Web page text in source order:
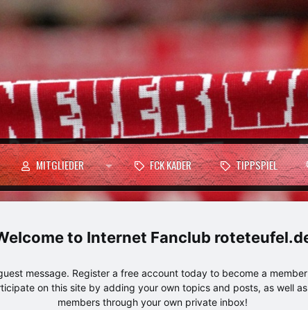
MITGLIEDER FCK KADER TIPPSPIEL
Internet Fanclub
message. Register a free account today to become a
on this site by adding your own topics and posts, as well
members through your own private inbox!